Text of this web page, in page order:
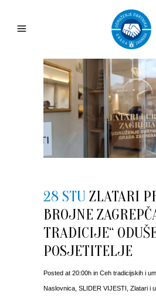
28 STU ZLATARI
BROJNE
TRADICIJE“
POSJETITELJE
Posted at 20:00h in Ceh tradicijskih i
Naslovnica SLIDER VIJESTI Zlatari i